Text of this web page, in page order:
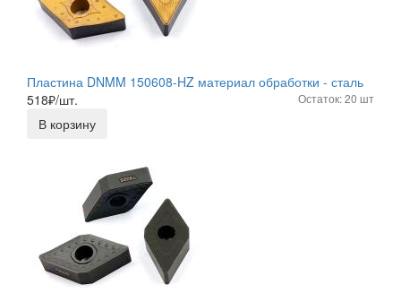
Пластина DNMM 150608-HZ материал обработки - сталь
518₽/шт. Остаток: 20 шт
В корзину